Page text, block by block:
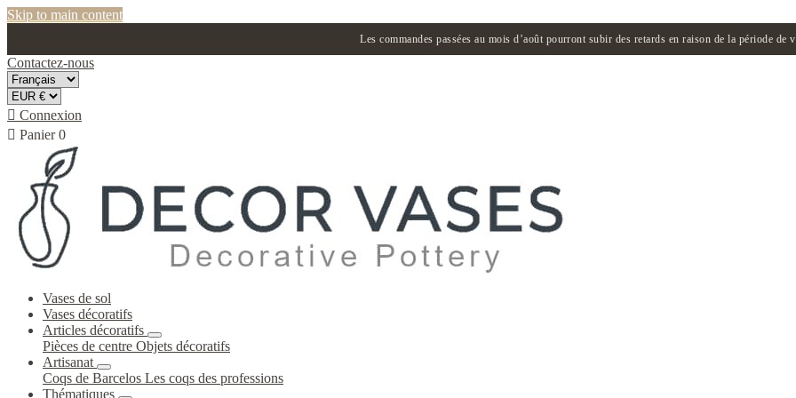
Skip to main content
Les commandes passées au mois d’août pourront subir des retards en raison de la période de
Contactez-nous
 Connexion
 Panier 0
Vases de sol
Vases décoratifs
Articles décoratifs
Pièces de centre Objets décoratifs
Artisanat
Coqs de Barcelos Les coqs des professions
Thématiques